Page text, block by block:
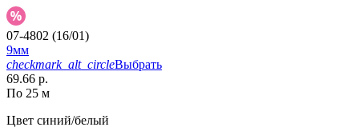
07-4802 (16/01)
9мм
checkmark_alt_circleВыбрать
69.66 р.
По 25 м
Цвет синий/белый